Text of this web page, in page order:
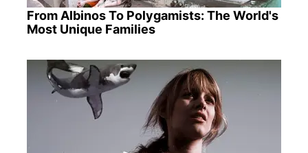
From Albinos To Polygamists: The World's
Most Unique Families